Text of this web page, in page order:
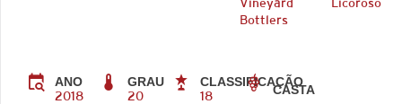
Vineyard
Bottlers
Licoroso
ANO
2018
GRAU
20
CLASSIFICAÇÃO
18
CASTA